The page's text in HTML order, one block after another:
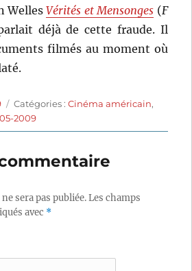
WellesVérités et Mensonges (F
déjà de cette fraude. Il
filmés au moment où
Catégories
Catégories :Cinéma américain,
2009
sera pas publiée.Les champs
avec *